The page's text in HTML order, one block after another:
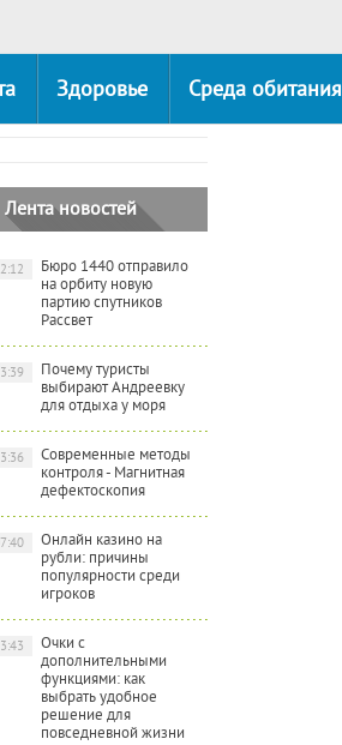
Здоровье Среда обитания
Лента новостей
Бюро 1440 отправило
на орбиту новую
партию спутников
Рассвет
Почему туристы
выбирают Андреевку
для отдыха у моря
Современные методы
контроля - Магнитная
дефектоскопия
Онлайн казино на
рубли: причины
популярности среди
игроков
Очки с
дополнительными
функциями: как
выбрать удобное
решение для
повседневной жизни